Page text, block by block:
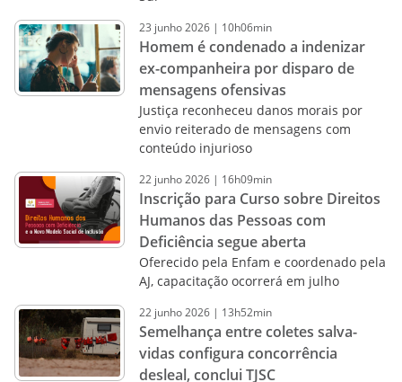
23 junho2026 | 10h06min
Homem é condenado a indenizar
ex-companheira por disparo de
mensagens ofensivas
Justiça reconheceu danos morais por
envio reiterado de mensagens com
conteúdo injurioso
22 junho2026 | 16h09min
Inscrição para Curso sobre Direitos
Humanos das Pessoas com
Deficiência segue aberta
Oferecido pela Enfam e coordenado pela
AJ, capacitação ocorrerá em julho
22 junho2026 | 13h52min
Semelhança entre coletes salva-
vidas configura concorrência
desleal, conclui TJSC